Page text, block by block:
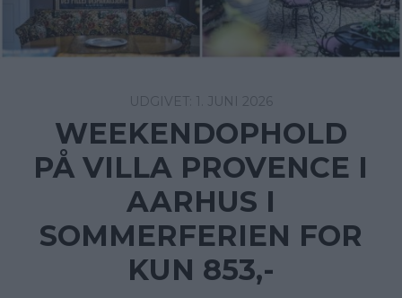
1. JUNI 2026
WEEKENDOPHOLD
PÅ VILLA PROVENCE I
AARHUS I
SOMMERFERIEN FOR
KUN 853,-